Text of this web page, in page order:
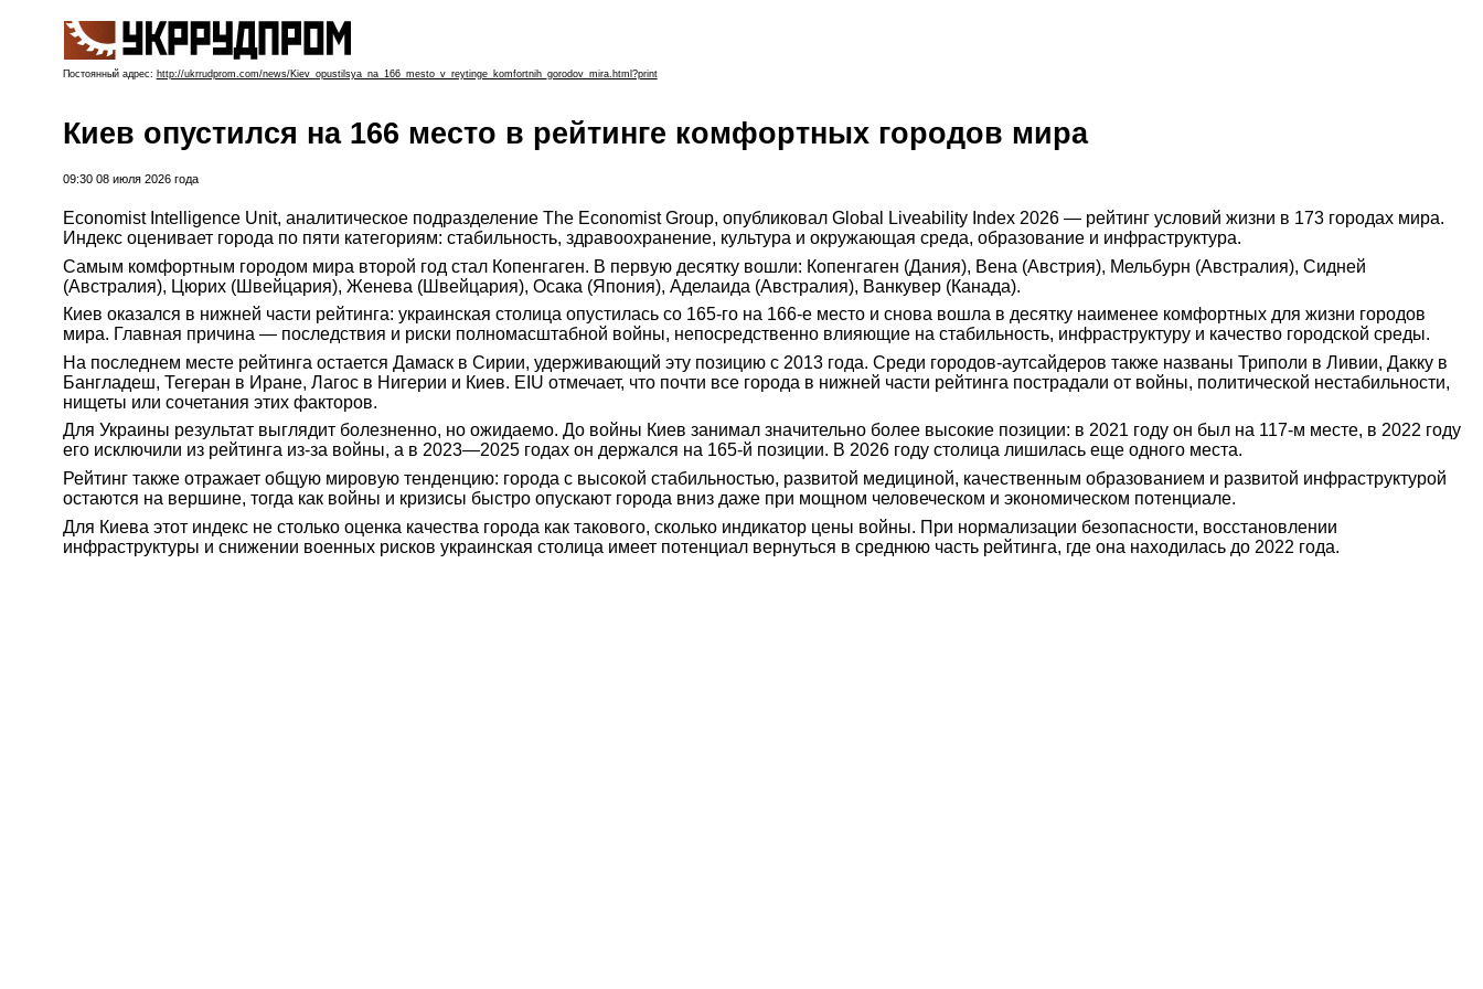
Постоянный адрес: http://ukrrudprom.com/news/Kiev_opustilsya_na_166_mesto_v_reytinge_komfortnih_gorodov_mira.html?print
Киев опустился на 166 место в рейтинге комфортных городов мира
09:30 08 июля 2026 года
Economist Intelligence Unit, аналитическое подразделение The Economist Group, опубликовал Global Liveability Index 2026 — рейтинг условий жизни в 173 городах мира.
Индекс оценивает города по пяти категориям: стабильность, здравоохранение, культура и окружающая среда, образование и инфраструктура.
Самым комфортным городом мира второй год стал Копенгаген. В первую десятку вошли: Копенгаген (Дания), Вена (Австрия), Мельбурн (Австралия), Сидней
(Австралия), Цюрих (Швейцария), Женева (Швейцария), Осака (Япония), Аделаида (Австралия), Ванкувер (Канада).
Киев оказался в нижней части рейтинга: украинская столица опустилась со 165-го на 166-е место и снова вошла в десятку наименее комфортных для жизни городов
мира. Главная причина — последствия и риски полномасштабной войны, непосредственно влияющие на стабильность, инфраструктуру и качество городской среды.
На последнем месте рейтинга остается Дамаск в Сирии, удерживающий эту позицию с 2013 года. Среди городов-аутсайдеров также названы Триполи в Ливии, Дакку в
Бангладеш, Тегеран в Иране, Лагос в Нигерии и Киев. EIU отмечает, что почти все города в нижней части рейтинга пострадали от войны, политической нестабильности,
нищеты или сочетания этих факторов.
Для Украины результат выглядит болезненно, но ожидаемо. До войны Киев занимал значительно более высокие позиции: в 2021 году он был на 117-м месте, в 2022 году
его исключили из рейтинга из-за войны, а в 2023—2025 годах он держался на 165-й позиции. В 2026 году столица лишилась еще одного места.
Рейтинг также отражает общую мировую тенденцию: города с высокой стабильностью, развитой медициной, качественным образованием и развитой инфраструктурой
остаются на вершине, тогда как войны и кризисы быстро опускают города вниз даже при мощном человеческом и экономическом потенциале.
Для Киева этот индекс не столько оценка качества города как такового, сколько индикатор цены войны. При нормализации безопасности, восстановлении
инфраструктуры и снижении военных рисков украинская столица имеет потенциал вернуться в среднюю часть рейтинга, где она находилась до 2022 года.